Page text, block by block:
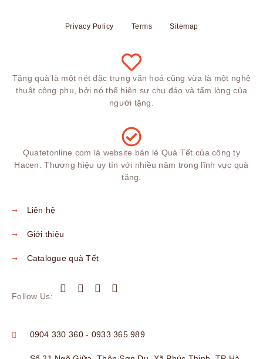
Privacy Policy Terms Sitemap
Tặng quà là một nét đặc trưng văn hoá cũng vừa là một nghệ
thuật công phu, bởi nó thể hiện sự chu đáo và tấm lòng của
người tặng.
Quatetonline.com là website bán lẻ Quà Tết của công ty
Hacen. Thương hiệu uy tín với nhiều năm trong lĩnh vực quà
tặng.
Liên hệ
Giới thiệu
Catalogue quà Tết
Follow Us:
0904 330 360 - 0933 365 989